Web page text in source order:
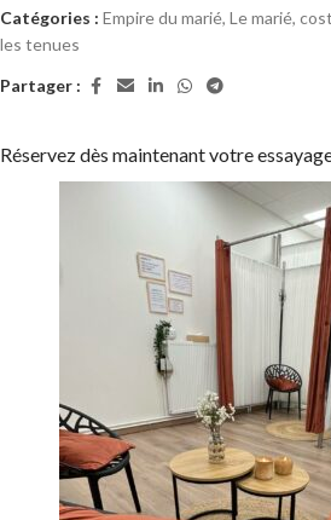
Catégories : Empire du marié, Le marié,
les tenues
Partager :
Réservez dès maintenant votre